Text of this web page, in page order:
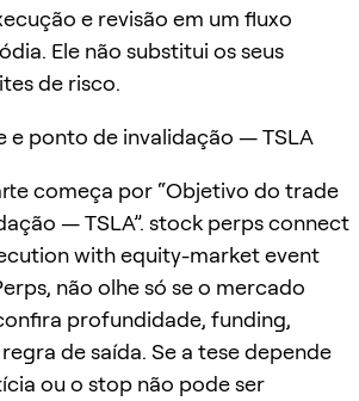
e revisão em um fluxo
Ele não substitui os seus
de risco.
e ponto de invalidação — TSLA
começa por “Objetivo do trade
— TSLA”. stock perps connect
with equity-market event
não olhe só se o mercado
profundidade, funding,
de saída. Se a tese depende
ou o stop não pode ser